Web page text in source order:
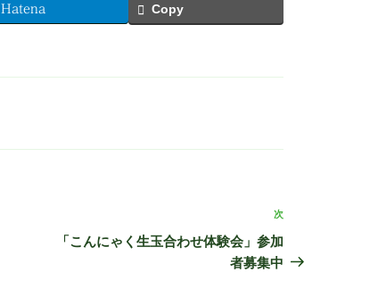
Hatena Copy
次
投
次
「こんにゃく生玉合わせ体験会」参加
者募集中